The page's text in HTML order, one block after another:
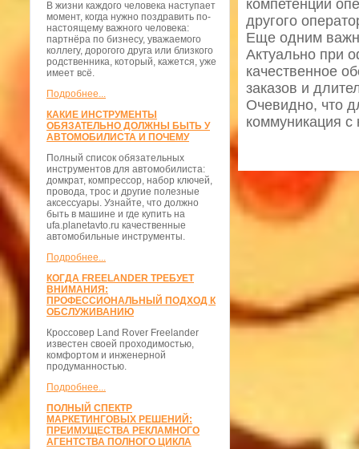
В жизни каждого человека наступает
момент, когда нужно поздравить по-
настоящему важного человека:
партнёра по бизнесу, уважаемого
коллегу, дорогого друга или близкого
родственника, который, кажется, уже
имеет всё.
Подробнее...
КАКИЕ ИНСТРУМЕНТЫ
ОБЯЗАТЕЛЬНО ДОЛЖНЫ БЫТЬ У
АВТОМОБИЛИСТА И ПОЧЕМУ
Полный список обязательных
инструментов для автомобилиста:
домкрат, компрессор, набор ключей,
провода, трос и другие полезные
аксессуары. Узнайте, что должно
быть в машине и где купить на
ufa.planetavto.ru качественные
автомобильные инструменты.
Подробнее...
КОГДА FREELANDER ТРЕБУЕТ
ВНИМАНИЯ:
ПРОФЕССИОНАЛЬНЫЙ ПОДХОД К
ОБСЛУЖИВАНИЮ
Кроссовер Land Rover Freelander
известен своей проходимостью,
комфортом и инженерной
продуманностью.
Подробнее...
ПОЛНЫЙ СПЕКТР
МАРКЕТИНГОВЫХ РЕШЕНИЙ:
ПРЕИМУЩЕСТВА РЕКЛАМНОГО
АГЕНТСТВА ПОЛНОГО ЦИКЛА
компетенции
другого
Еще одним
Актуально при
качественное
заказов и
Очевидно, что
коммуникация